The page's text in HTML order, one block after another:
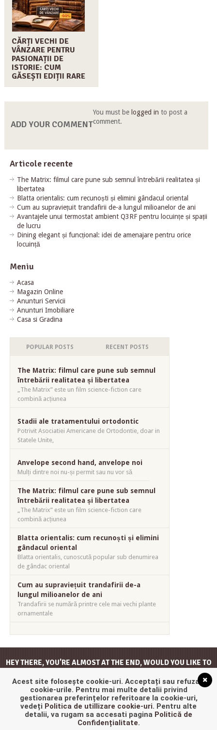
CĂRȚI VECHI DE
VÂNZARE PENTRU
PASIONAȚII DE
ISTORIE: CUM
GĂSEȘTI EDIȚII RARE
ADD YOUR COMMENT
You must be logged in to post a
comment.
Articole recente
The Matrix: filmul care pune sub semnul întrebării realitatea și
libertatea
Blatta orientalis: cum recunoști și elimini gândacul oriental
Cum au supraviețuit trandafirii de-a lungul milioanelor de ani
Avantajele unui termostat ambient Q3RF pentru locuințe și spații
de lucru
Dining elegant și funcțional: idei de amenajare pentru orice
locuință
Meniu
Acasa
Magazin Online
Anunturi Servicii
Anunturi Imobiliare
Casa si Gradina
POPULAR POSTS RECENT POSTS
The Matrix: filmul care pune sub semnul
întrebării realitatea și libertatea
„The Matrix” este un film science-fiction care
combină acțiunea
Stadii ale tratamentului ortodontic
Potrivit Asociatiei Americane de Ortodontie, doar in
Statele Unite,
Anvelope second hand, anvelope noi
Mulți dintre noi nu-și permit sau nu vor să
The Matrix: filmul care pune sub semnul
întrebării realitatea și libertatea
„The Matrix” este un film science-fiction care
combină acțiunea
Blatta orientalis: cum recunoști și elimini
gândacul oriental
Blatta orientalis, cunoscută popular sub denumirea
de gândac oriental
Cum au supraviețuit trandafirii de-a
lungul milioanelor de ani
Trandafirii se numără printre cele mai vechi plante
ornamentale
HEY THERE, YOU'RE ALMOST AT THE END, WOULD YOU LIKE TO
Acest site folosește cookie-uri. Acceptați sau refuzați
cookie-urile. Pentru mai multe detalii privind
gestionarea preferințelor referitoare la cookie-uri,
vedeți Politica de utillizare cookie-uri. Pentru alte
detalii, va rugam sa accesati pagina Politică de
Confidențialitate.